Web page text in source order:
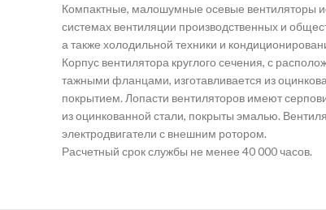
Компактные, малошумные осевые вентиляторы
системах вентиляции производственных и
а также холодильной техники и
Корпус вентилятора круглого сечения, с
тажными фланцами, изготавливается из
покрытием. Лопасти вентиляторов имеют
из оцинкованной стали, покрыты эмалью.
электродвигатели с внешним ротором.
Расчетный срок службы не менее 40 000 часов.